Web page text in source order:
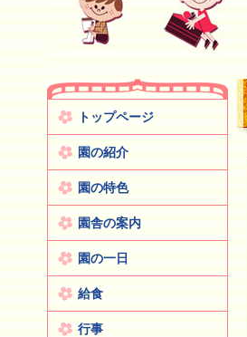
トップページ
園の紹介
園の特色
園舎の案内
園の一日
給食
行事